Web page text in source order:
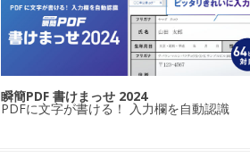
瞬簡PDF 書けまっせ 2024
PDFに文字が書ける！ 入力欄を自動認識